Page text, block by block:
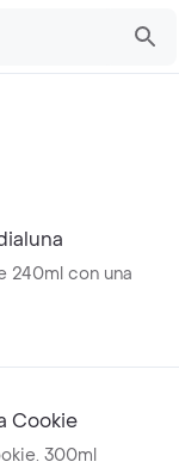
240ml con una
Cookie
300ml